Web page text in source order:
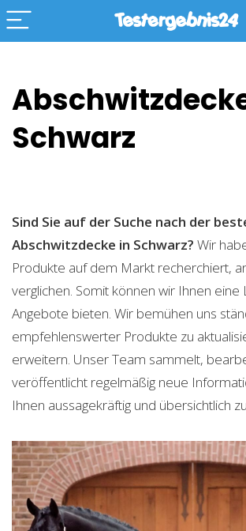
Schwarz
Sind Sie auf der Suche nach der
Abschwitzdecke in Schwarz? Wir
Produkte auf dem Markt recherchiert,
verglichen. Somit können wir Ihnen
Angebote bieten. Wir bemühen uns
empfehlenswerter Produkte zu
erweitern. Unser Team sammelt,
veröffentlicht regelmäßig neue
Ihnen aussagekräftig und übersichtlich